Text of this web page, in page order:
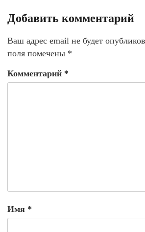
Добавить комментарий
Ваш адрес email не будет
поля помечены *
Комментарий *
Имя *